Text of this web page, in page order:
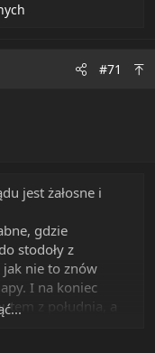
#71
jest żałosne i
gdzie
stodoły z
jak nie to znów
I na koniec
z południa, a